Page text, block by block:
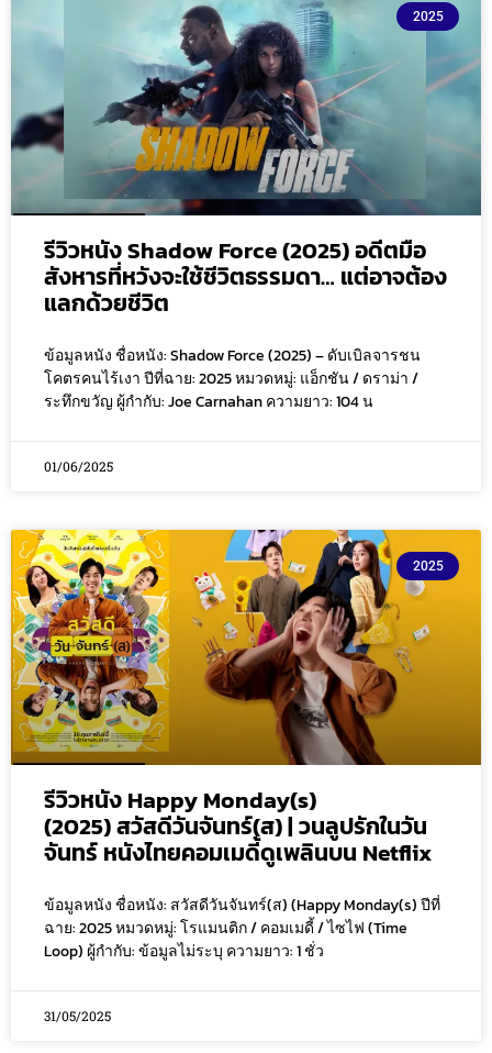
2025
รีวิวหนัง Shadow Force (2025) อดีตมือ
สังหารที่หวังจะใช้ชีวิตธรรมดา… แต่อาจต้อง
แลกด้วยชีวิต
ข้อมูลหนัง ชื่อหนัง: Shadow Force (2025) – ดับเบิลจารชน
โคตรคนไร้เงา ปีที่ฉาย: 2025 หมวดหมู่: แอ็กชัน / ดราม่า /
ระทึกขวัญ ผู้กำกับ: Joe Carnahan ความยาว: 104 น
01/06/2025
2025
รีวิวหนัง Happy Monday(s)
(2025) สวัสดีวันจันทร์(ส) | วนลูปรักในวัน
จันทร์ หนังไทยคอมเมดี้ดูเพลินบน Netflix
ข้อมูลหนัง ชื่อหนัง: สวัสดีวันจันทร์(ส) (Happy Monday(s) ปีที่
ฉาย: 2025 หมวดหมู่: โรแมนติก / คอมเมดี้ / ไซไฟ (Time
Loop) ผู้กำกับ: ข้อมูลไม่ระบุ ความยาว: 1 ชั่ว
31/05/2025